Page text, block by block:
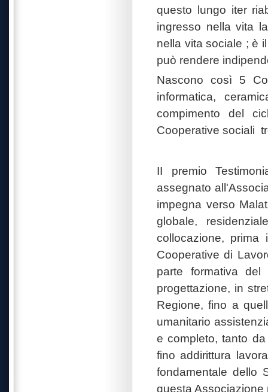
questo lungo iter
ingresso nella vita
nella vita sociale ; è
può rendere
Nascono così 5
informatica,
compimento del
Cooperative sociali
II premio
assegnato
impegna verso
globale,
collocazione,
Cooperative di
parte formativa
progettazione, in
Regione, fino a
umanitario
e completo, tanto
fino addirittura
fondamentale dello
questa Associazione